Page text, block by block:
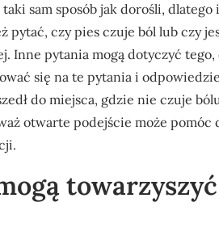
sam sposób jak dorośli,
pytać, czy pies czuje ból lub czy
Inne pytania mogą dotyczyć
się na te pytania i
do miejsca, gdzie nie czuje
otwarte podejście może